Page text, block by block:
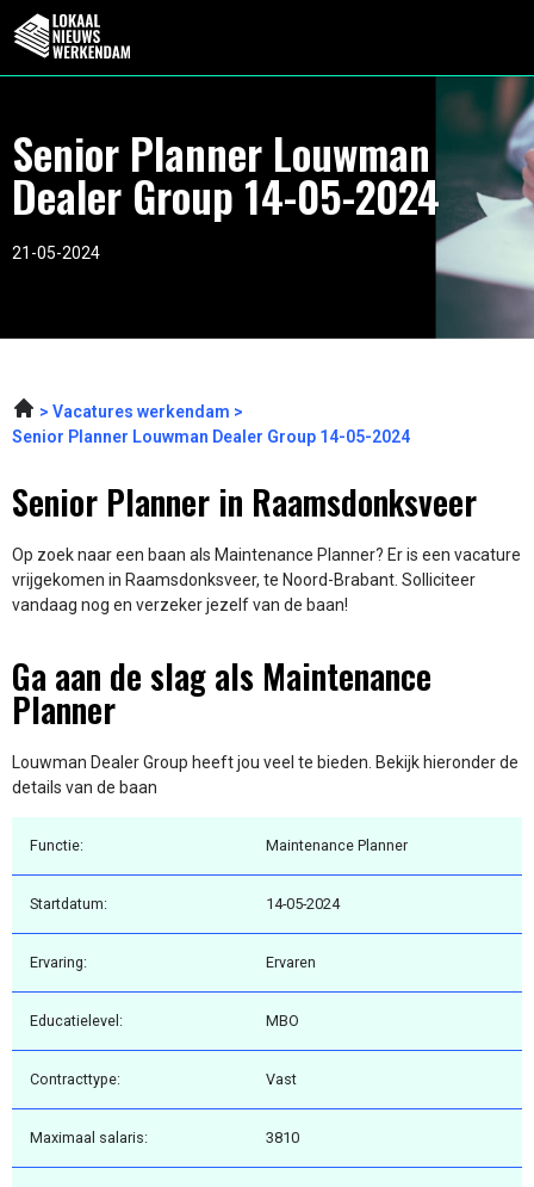
Senior Planner Louwman
Dealer Group 14-05-2024
21-05-2024
Vacatures werkendam
Senior Planner Louwman Dealer Group 14-05-2024
Senior Planner in Raamsdonksveer
Op zoek naar een baan als Maintenance Planner? Er is een vacature
vrijgekomen in Raamsdonksveer, te Noord-Brabant. Solliciteer
vandaag nog en verzeker jezelf van de baan!
Ga aan de slag als Maintenance
Planner
Louwman Dealer Group heeft jou veel te bieden. Bekijk hieronder de
details van de baan
Functie: Maintenance Planner
Startdatum: 14-05-2024
Ervaring: Ervaren
Educatielevel: MBO
Contracttype: Vast
Maximaal salaris: 3810